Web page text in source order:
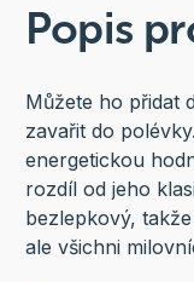
Popis
Můžete ho přidat
zavařit do
energetickou
rozdíl od jeho
bezlepkový,
ale všichni